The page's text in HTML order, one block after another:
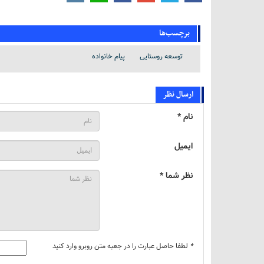
برچسب‌ها
توسعه روستایی پیام خانواده
ارسال نظر
نام *
ایمیل
نظر شما *
* لطفا حاصل عبارت را در جعبه متن روبرو وارد کنید